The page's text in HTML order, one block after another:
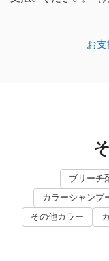
お
ブリーチ
カラーシャンプ
その他カラー